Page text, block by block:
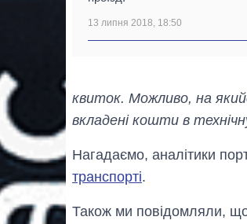
13 липня 2018, 18:50
квиток. Можливо, на
вкладені кошти в
Нагадаємо, аналітики
транспорті.
Також ми повідомляли,